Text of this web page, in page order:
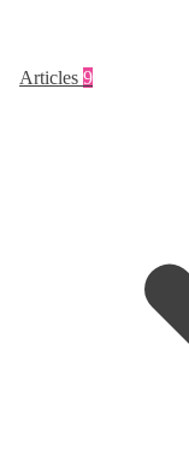
Articles 9